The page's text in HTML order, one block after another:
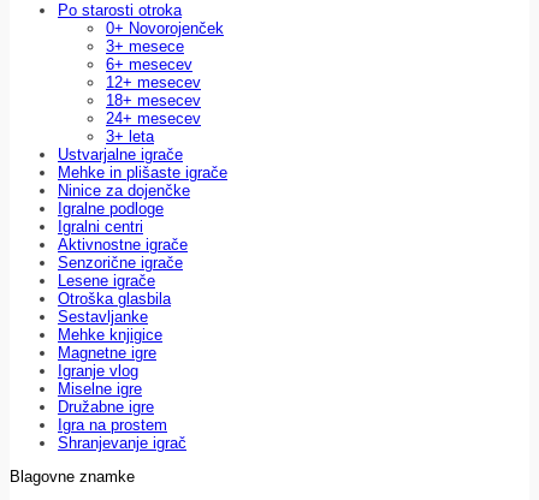
Po starosti otroka
0+ Novorojenček
3+ mesece
6+ mesecev
12+ mesecev
18+ mesecev
24+ mesecev
3+ leta
Ustvarjalne igrače
Mehke in plišaste igrače
Ninice za dojenčke
Igralne podloge
Igralni centri
Aktivnostne igrače
Senzorične igrače
Lesene igrače
Otroška glasbila
Sestavljanke
Mehke knjigice
Magnetne igre
Igranje vlog
Miselne igre
Družabne igre
Igra na prostem
Shranjevanje igrač
Blagovne znamke